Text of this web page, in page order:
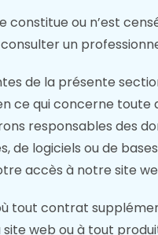
constitue ou n’est
un
de la présente
ce qui concerne toute
responsables des
de logiciels ou de
accès à notre site
tout contrat
web ou à tout